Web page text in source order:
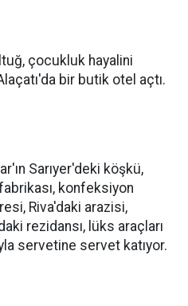
çocukluk hayalini
bir butik otel açtı.
Sarıyer'deki köşkü,
konfeksiyon
Riva'daki arazisi,
rezidansı, lüks araçları
servetine servet katıyor.